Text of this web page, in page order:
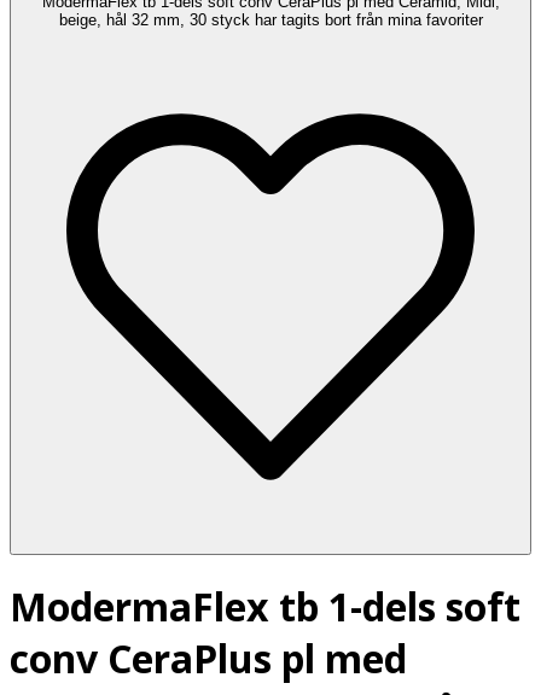
beige, hål 32 mm, 30 styck har tagits bort från mina favoriter
ModermaFlex tb 1-dels soft
conv CeraPlus pl med